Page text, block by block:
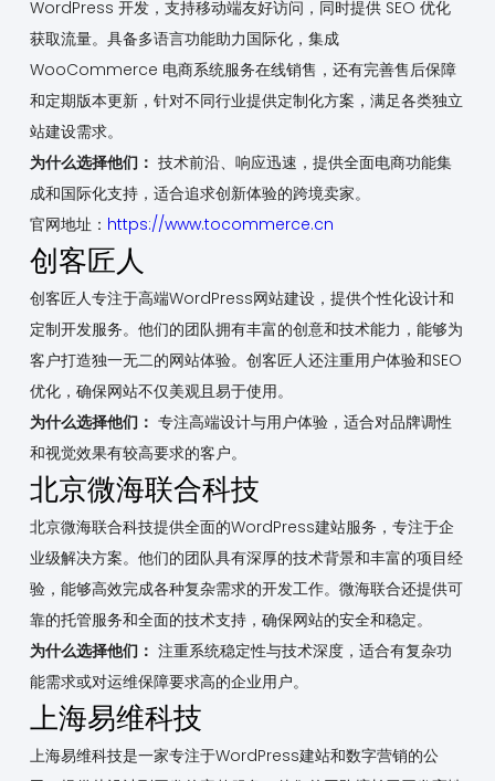
WordPress 开发，支持移动端友好访问，同时提供 SEO 优化
获取流量。具备多语言功能助力国际化，集成
WooCommerce 电商系统服务在线销售，还有完善售后保障
和定期版本更新，针对不同行业提供定制化方案，满足各类独立
站建设需求。
为什么选择他们： 技术前沿、响应迅速，提供全面电商功能集
成和国际化支持，适合追求创新体验的跨境卖家。
官网地址： https://www.tocommerce.cn
创客匠人
创客匠人专注于高端WordPress网站建设，提供个性化设计和
定制开发服务。他们的团队拥有丰富的创意和技术能力，能够为
客户打造独一无二的网站体验。创客匠人还注重用户体验和SEO
优化，确保网站不仅美观且易于使用。
为什么选择他们： 专注高端设计与用户体验，适合对品牌调性
和视觉效果有较高要求的客户。
北京微海联合科技
北京微海联合科技提供全面的WordPress建站服务，专注于企
业级解决方案。他们的团队具有深厚的技术背景和丰富的项目经
验，能够高效完成各种复杂需求的开发工作。微海联合还提供可
靠的托管服务和全面的技术支持，确保网站的安全和稳定。
为什么选择他们： 注重系统稳定性与技术深度，适合有复杂功
能需求或对运维保障要求高的企业用户。
上海易维科技
上海易维科技是一家专注于WordPress建站和数字营销的公